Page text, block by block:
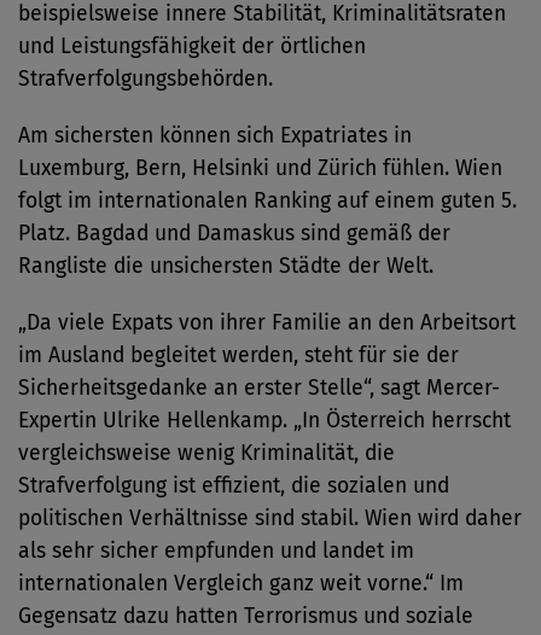
beispielsweise innere Stabilität, Kriminalitätsraten
und Leistungsfähigkeit der örtlichen
Strafverfolgungsbehörden.
Am sichersten können sich Expatriates in
Luxemburg, Bern, Helsinki und Zürich fühlen. Wien
folgt im internationalen Ranking auf einem guten 5.
Platz. Bagdad und Damaskus sind gemäß der
Rangliste die unsichersten Städte der Welt.
„Da viele Expats von ihrer Familie an den Arbeitsort
im Ausland begleitet werden, steht für sie der
Sicherheitsgedanke an erster Stelle“, sagt Mercer-
Expertin Ulrike Hellenkamp. „In Österreich herrscht
vergleichsweise wenig Kriminalität, die
Strafverfolgung ist effizient, die sozialen und
politischen Verhältnisse sind stabil. Wien wird daher
als sehr sicher empfunden und landet im
internationalen Vergleich ganz weit vorne.“ Im
Gegensatz dazu hatten Terrorismus und soziale